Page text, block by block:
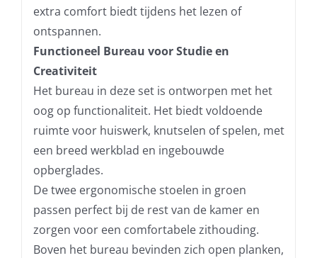
extra comfort biedt tijdens het lezen of
ontspannen.
Functioneel Bureau voor Studie en
Creativiteit
Het bureau in deze set is ontworpen met het
oog op functionaliteit. Het biedt voldoende
ruimte voor huiswerk, knutselen of spelen, met
een breed werkblad en ingebouwde
opberglades.
De twee ergonomische stoelen in groen
passen perfect bij de rest van de kamer en
zorgen voor een comfortabele zithouding.
Boven het bureau bevinden zich open planken,